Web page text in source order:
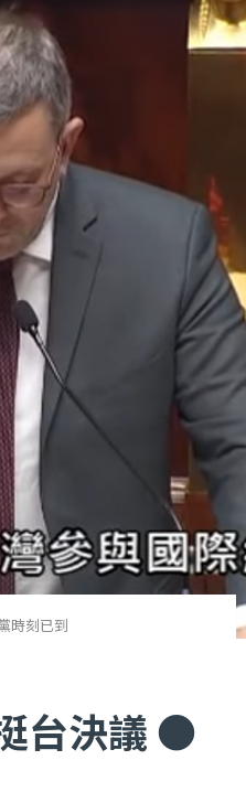
時刻已到
台決議 ●